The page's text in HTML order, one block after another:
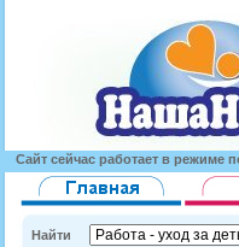
Сайт сейчас работает в режиме
Найти